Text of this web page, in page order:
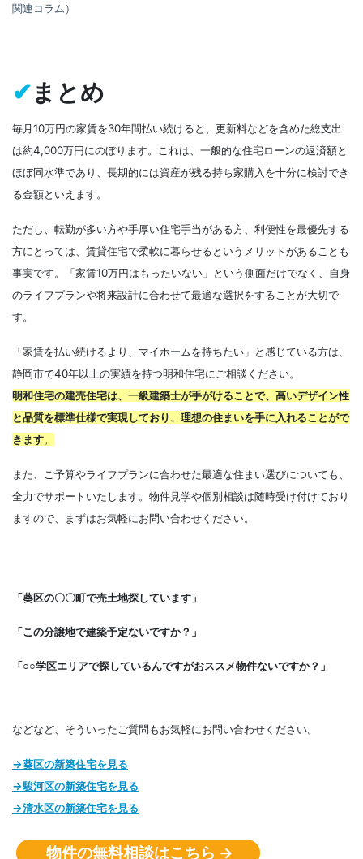
関連コラム）
✔ まとめ
毎月10万円の家賃を30年間払い続けると、更新料などを含めた総支出
は約4,000万円にのぼります。これは、一般的な住宅ローンの返済額と
ほぼ同水準であり、長期的には資産が残る持ち家購入を十分に検討でき
る金額といえます。
ただし、転勤が多い方や手厚い住宅手当がある方、利便性を最優先する
方にとっては、賃貸住宅で柔軟に暮らせるというメリットがあることも
事実です。「家賃10万円はもったいない」という側面だけでなく、自身
のライフプランや将来設計に合わせて最適な選択をすることが大切で
す。
「家賃を払い続けるより、マイホームを持ちたい」と感じている方は、
静岡市で40年以上の実績を持つ明和住宅にご相談ください。
明和住宅の建売住宅は、一級建築士が手がけることで、高いデザイン性
と品質を標準仕様で実現しており、理想の住まいを手に入れることがで
きます。
また、ご予算やライフプランに合わせた最適な住まい選びについても、
全力でサポートいたします。物件見学や個別相談は随時受け付けており
ますので、まずはお気軽にお問い合わせください。
「葵区の〇〇町で売土地探しています」
「この分譲地で建築予定ないですか？」
「○○学区エリアで探しているんですがおススメ物件ないですか？」
などなど、そういったご質問もお気軽にお問い合わせください。
→葵区の新築住宅を見る
→駿河区の新築住宅を見る
→清水区の新築住宅を見る
物件の無料相談はこちら →